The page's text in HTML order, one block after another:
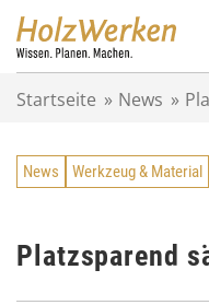
Startseite » News »
News Werkzeug & Material
Platzsparend